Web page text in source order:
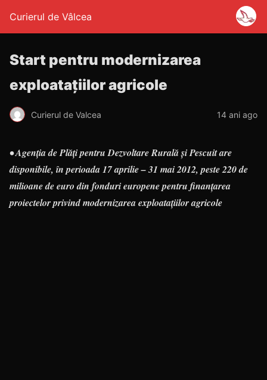
Curierul de Vâlcea
Start pentru modernizarea
exploataţiilor agricole
Curierul de Valcea 14 ani ago
• Agenţia de Plăţi pentru Dezvoltare Rurală şi Pescuit are
disponibile, în perioada 17 aprilie – 31 mai 2012, peste 220 de
milioane de euro din fonduri europene pentru finanţarea
proiectelor privind modernizarea exploataţiilor agricole